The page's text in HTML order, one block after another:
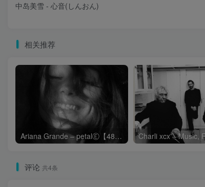
中岛美雪 - 心音(しんおん)
相关推荐
Ariana Grande – petalⒺ【48kHz／24bit】英国区
评论 共4条